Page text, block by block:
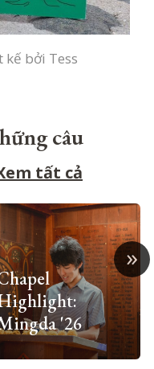
kế bởi Tess
»
câu
tất cả
'26